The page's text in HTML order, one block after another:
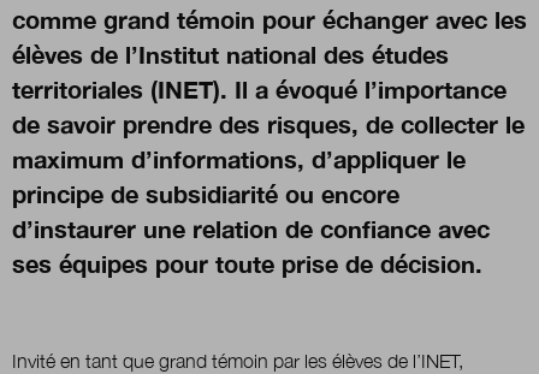
comme grand témoin pour échanger avec les
élèves de l’Institut national des études
territoriales (INET). Il a évoqué l’importance
de savoir prendre des risques, de collecter le
maximum d’informations, d’appliquer le
principe de subsidiarité ou encore
d’instaurer une relation de confiance avec
ses équipes pour toute prise de décision.
Invité en tant que grand témoin par les élèves de l’INET,